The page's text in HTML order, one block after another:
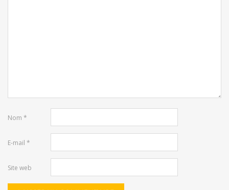
Nom *
E-mail *
Site web